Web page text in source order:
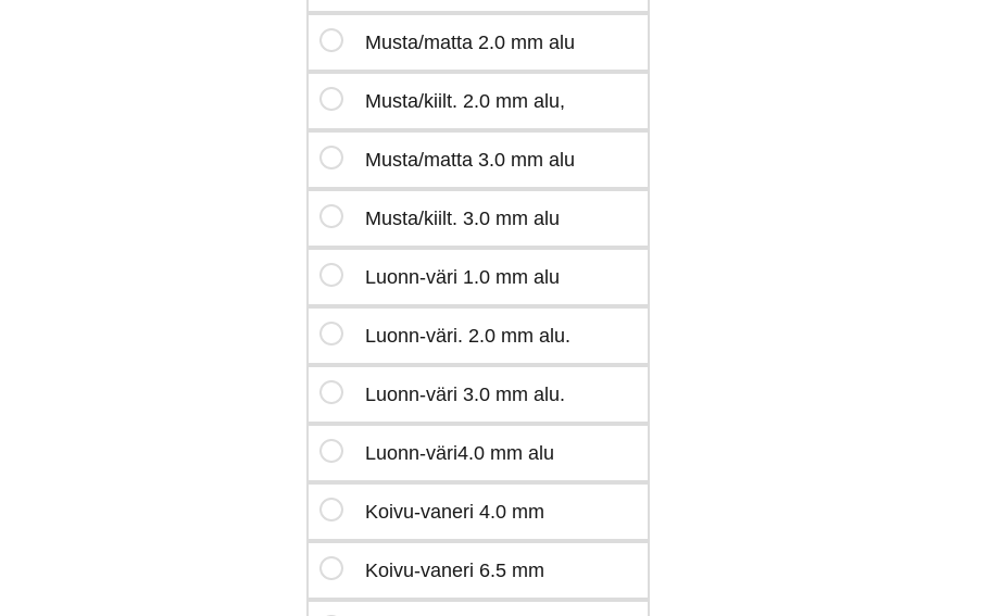
Musta/matta 2.0 mm alu
Musta/kiilt. 2.0 mm alu,
Musta/matta 3.0 mm alu
Musta/kiilt. 3.0 mm alu
Luonn-väri 1.0 mm alu
Luonn-väri. 2.0 mm alu.
Luonn-väri 3.0 mm alu.
Luonn-väri4.0 mm alu
Koivu-vaneri 4.0 mm
Koivu-vaneri 6.5 mm